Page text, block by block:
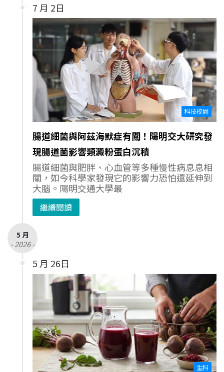
7 月 2日
科技校園
腸道細菌與阿茲海默症有關！陽明交大研究發
現腸道菌影響類澱粉蛋白沉積
腸道細菌與肥胖、心血管等多種慢性病息息相
關，如今科學家發現它的影響力恐怕還延伸到
大腦。陽明交通大學最
繼續閱讀
5 月
- 2026 -
5 月 26日
生科